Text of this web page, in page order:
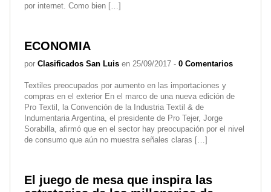
por internet. Como bien […]
ECONOMIA
por Clasificados San Luis en 25/09/2017 - 0 Comentarios
Textiles preocupados por aumento en las importaciones y
compras en el exterior En el marco de una nueva edición de
Pro Textil, la Convención de la Industria Textil & de
Indumentaria Argentina, el presidente de Pro Tejer, Jorge
Sorabilla, afirmó que en el sector hay preocupación por el nivel
de consumo que aún no muestra señales claras […]
El juego de mesa que inspira las